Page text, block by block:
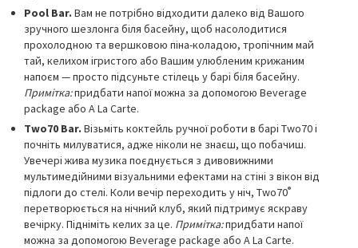
Pool Bar. Вам не потрібно відходити далеко від Вашого
зручного шезлонга біля басейну, щоб насолодитися
прохолодною та вершковою піна-коладою, тропічним май
тай, келихом ігристого або Вашим улюбленим крижаним
напоєм — просто підсуньте стілець у барі біля басейну.
Примітка:придбати напої можна за допомогою Beverage
package або A La Carte.
Two70 Bar. Візьміть коктейль ручної роботи в барі Two70 і
почніть милуватися, адже ніколи не знаєш, що побачиш.
Увечері жива музика поєднується з дивовижними
мультимедійними візуальними ефектами на стіні з вікон від
підлоги до стелі. Коли вечір переходить у ніч, Two70®
перетворюється на нічний клуб, який підтримує яскраву
вечірку. Підніміть келих за це. Примітка:придбати напої
можна за допомогою Beverage package або A La Carte.